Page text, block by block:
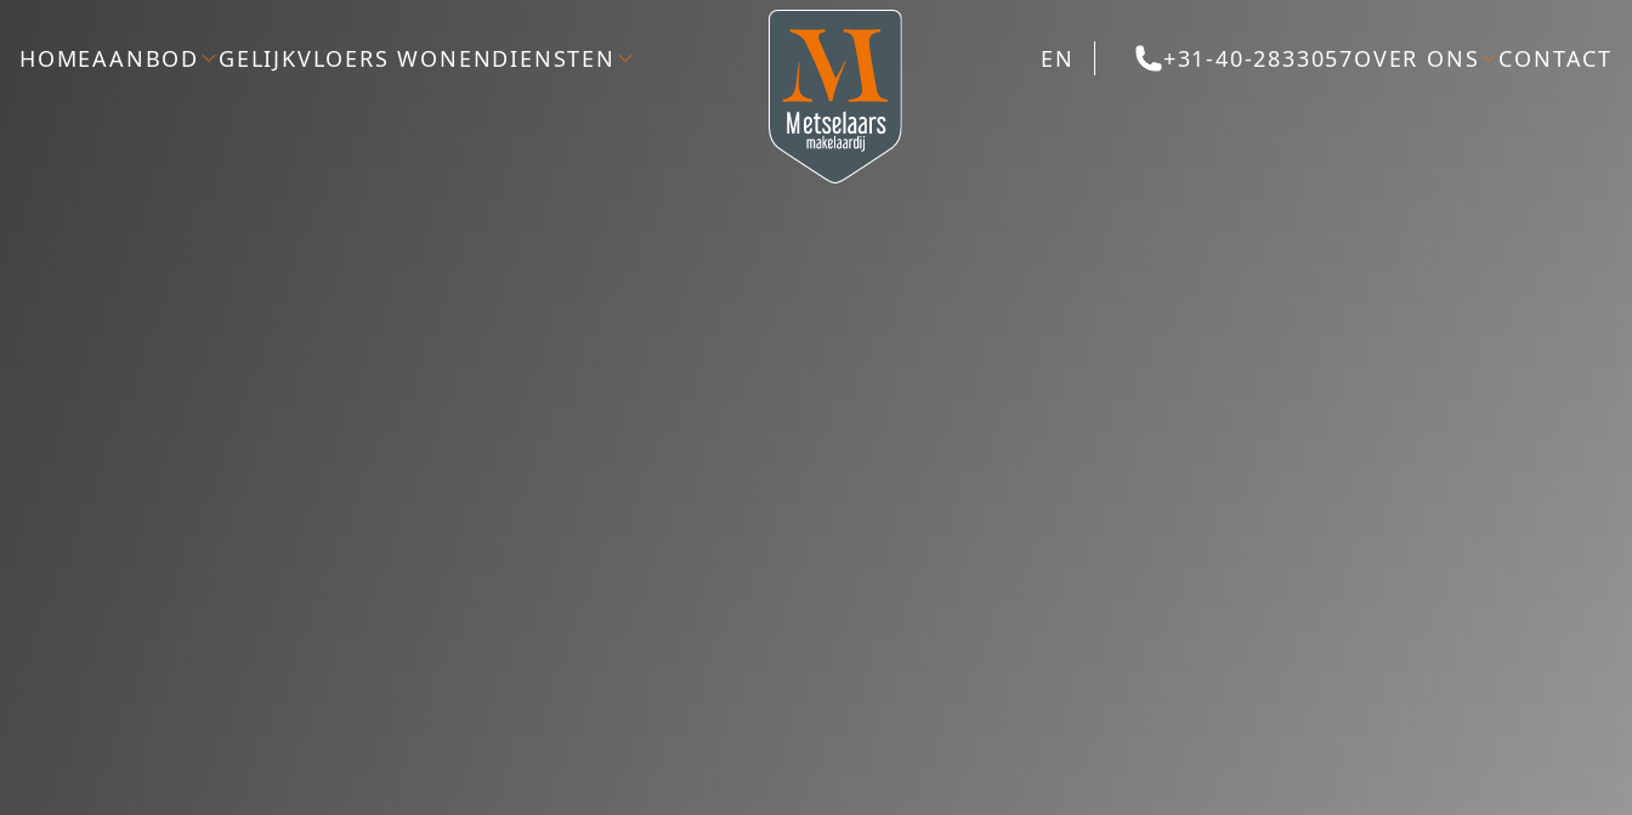
HOMEAANBOD GELIJKVLOERS WONENDIENSTEN EN +31-40-2833057OVER ONS CONTACT